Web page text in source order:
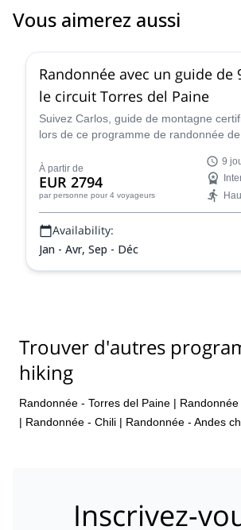
Vous aimerez aussi
Randonnée avec un guide de
le circuit Torres del Paine
Suivez Carlos, guide de montagne
lors de ce programme de randonnée de
plus belles régions de la Patagonie
À partir de
EUR 2794
par personne pour 4 voyageurs
9
Availability:
Jan - Avr, Sep - Déc
Trouver d'autres
hiking
Randonnée - Torres del Paine |
| Randonnée - Chili | Randonnée - Andes
Inscrivez-